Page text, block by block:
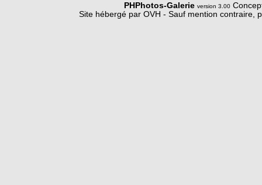
PHPhotos-Galerie version 3.00
Site hébergé par OVH - Sauf mention contraire,